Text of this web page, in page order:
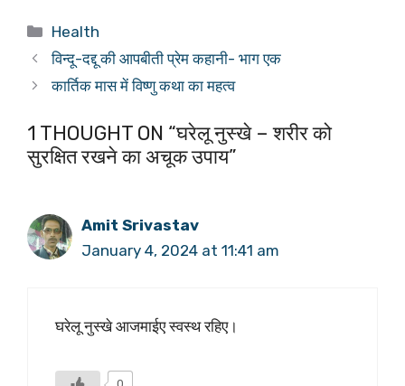
Categories
Health
विन्दू-दद्दू की आपबीती प्रेम कहानी- भाग एक
कार्तिक मास में विष्णु कथा का महत्व
1 THOUGHT ON “घरेलू नुस्खे – शरीर को
सुरक्षित रखने का अचूक उपाय”
Amit Srivastav
January 4, 2024 at 11:41 am
घरेलू नुस्खे आजमाईए स्वस्थ रहिए।